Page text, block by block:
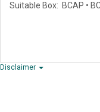
Suitable Box: BCAP •
Disclaimer